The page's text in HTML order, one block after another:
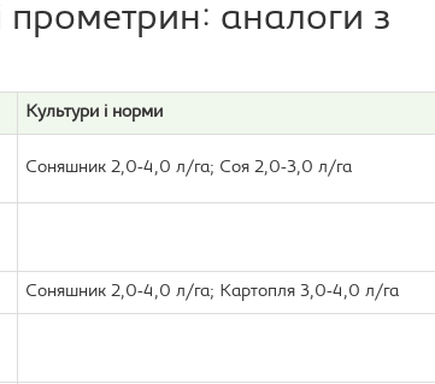
прометрин: аналоги з
Культури і норми
Соняшник 2,0-4,0 л/га; Соя 2,0-3,0 л/га
Соняшник 2,0-4,0 л/га; Картопля 3,0-4,0 л/га